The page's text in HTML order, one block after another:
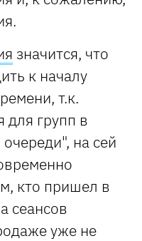
значится, что
к началу
т.к.
для групп в
на сей
кто пришел в
сеансов
уже не